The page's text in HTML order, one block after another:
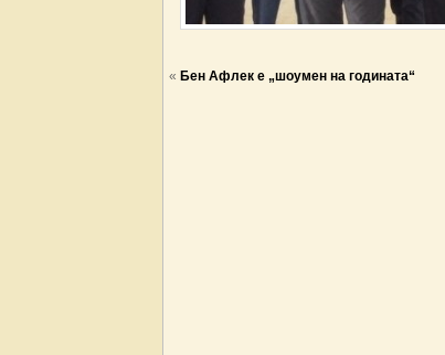
« Бен Афлек е „шоумен на годината“